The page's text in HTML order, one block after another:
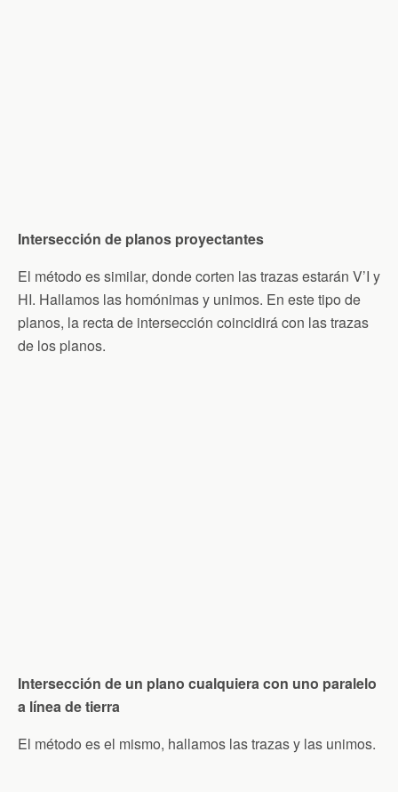
Intersección de planos proyectantes
El método es similar, donde corten las trazas estarán V’I y
HI. Hallamos las homónimas y unimos. En este tipo de
planos, la recta de intersección coincidirá con las trazas
de los planos.
Intersección de un plano cualquiera con uno paralelo
a línea de tierra
El método es el mismo, hallamos las trazas y las unimos.